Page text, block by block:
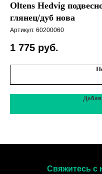
Oltens Hedvig
глянец/дуб нова
Артикул: 60200060
1 775 руб.
Свяжитесь с